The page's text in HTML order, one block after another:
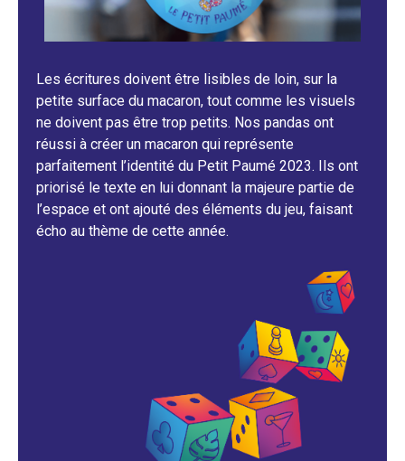
Les écritures doivent être lisibles de loin, sur la
petite surface du macaron, tout comme les visuels
ne doivent pas être trop petits. Nos pandas ont
réussi à créer un macaron qui représente
parfaitement l’identité du Petit Paumé 2023. Ils ont
priorisé le texte en lui donnant la majeure partie de
l’espace et ont ajouté des éléments du jeu, faisant
écho au thème de cette année.